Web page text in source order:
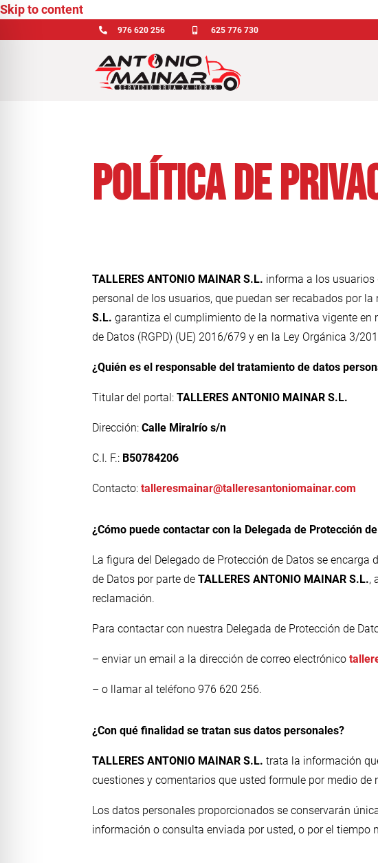
Skip to content
 976 620 256  625 776 730
Política de
TALLERES ANTONIO MAINAR S.L. informa a los
personal de los usuarios, que puedan ser recabados por
S.L. garantiza el cumplimiento de la normativa vigente en
de Datos (RGPD) (UE) 2016/679 y en la Ley Orgánica 3/
¿Quién es el responsable del tratamiento de datos
Titular del portal:TALLERES ANTONIO MAINAR S.L.
Dirección:Calle Miralrío s/n
C.I. F.: B50784206
Contacto:talleresmainar@talleresantoniomainar.com
¿Cómo puede contactar con la Delegada de Protección
La figura del Delegado de Protección de Datos se
de Datos por parte de TALLERES ANTONIO MAINAR S.L.,
reclamación.
Para contactar con nuestra Delegada de Protección de
– enviar un email a la dirección de correo electrónico
– o llamar al teléfono 976 620 256.
¿Con qué finalidad se tratan sus datos personales?
TALLERES ANTONIO MAINAR S.L. trata la información
cuestiones y comentarios que usted formule por medio de
Los datos personales proporcionados se conservarán
información o consulta enviada por usted, o por el tiempo